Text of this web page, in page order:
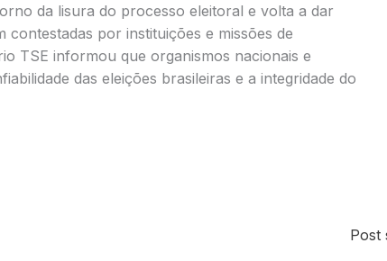
da lisura do processo eleitoral e volta a dar
por instituições e missões de
TSE informou que organismos nacionais e
das eleições brasileiras e a integridade do
Post